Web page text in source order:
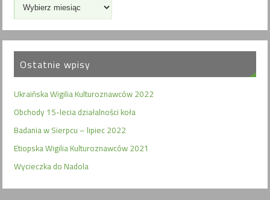
Ostatnie wpisy
Ukraińska Wigilia Kulturoznawców 2022
Obchody 15-lecia działalności koła
Badania w Sierpcu – lipiec 2022
Etiopska Wigilia Kulturoznawców 2021
Wycieczka do Nadola